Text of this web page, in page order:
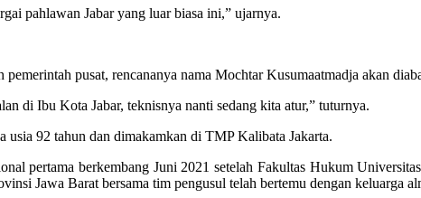
pahlawan Jabar yang luar biasa ini,” ujarnya.
pusat, rencananya nama Mochtar Kusumaatmadja akan
di Ibu Kota Jabar, teknisnya nanti sedang kita atur,” tuturnya.
92 tahun dan dimakamkan di TMP Kalibata Jakarta.
pertama berkembang Juni 2021 setelah Fakultas Hukum
Jawa Barat bersama tim pengusul telah bertemu dengan keluarga